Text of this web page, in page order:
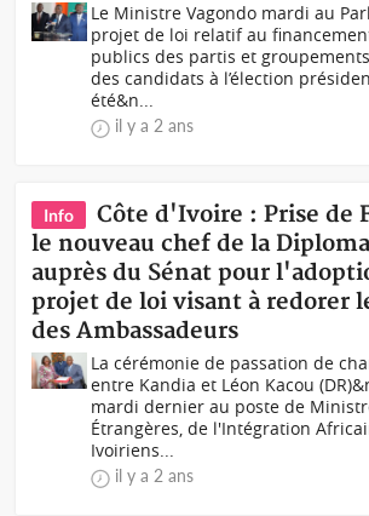
Le Ministre Vagondo mardi au
projet de loi relatif au
publics des partis et
des candidats à l’élection
été&n...
il y a 2 ans
Info
Côte d'Ivoire : Prise de
le nouveau chef de la
auprès du Sénat pour
projet de loi visant à redorer
des Ambassadeurs
La cérémonie de passation de
entre Kandia et Léon Kacou
mardi dernier au poste de
Étrangères, de l'Intégration
Ivoiriens...
il y a 2 ans